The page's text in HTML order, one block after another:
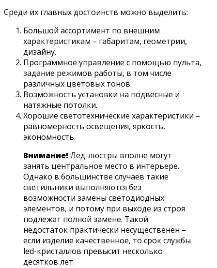
Среди их главных достоинств можно выделить:
Большой ассортимент по внешним
характеристикам – габаритам, геометрии,
дизайну.
Программное управление с помощью пульта,
задание режимов работы, в том числе
различных цветовых тонов.
Возможность установки на подвесные и
натяжные потолки.
Хорошие светотехнические характеристики –
равномерность освещения, яркость,
экономность.
Внимание!Лед-люстры вполне могут
занять центральное место в интерьере.
Однако в большинстве случаев такие
светильники выполняются без
возможности замены светодиодных
элементов, и потому при выходе из строя
подлежат полной замене. Такой
недостаток практически несущественен –
если изделие качественное, то срок службы
led-кристаллов превысит несколько
десятков лет.